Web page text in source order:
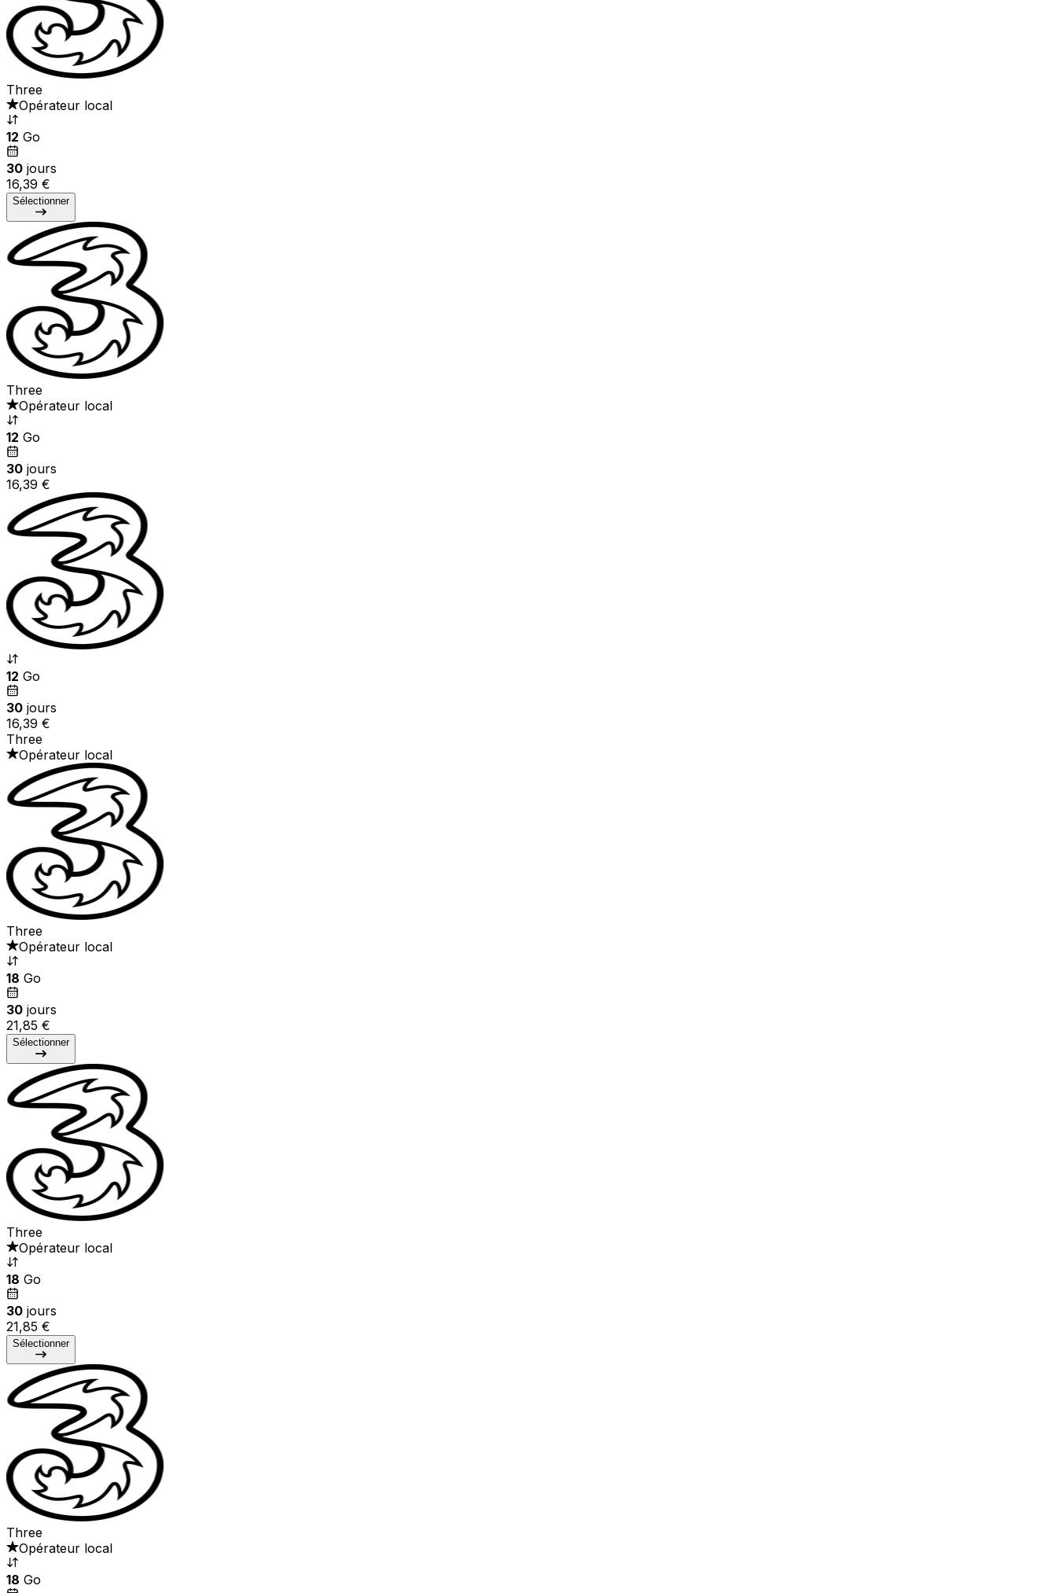
Three
Opérateur local
12 Go
30 jours
16,39 €
Sélectionner
Three
Opérateur local
12 Go
30 jours
16,39 €
12 Go
30 jours
16,39 €
Three
Opérateur local
Three
Opérateur local
18 Go
30 jours
21,85 €
Sélectionner
Three
Opérateur local
18 Go
30 jours
21,85 €
Sélectionner
Three
Opérateur local
18 Go